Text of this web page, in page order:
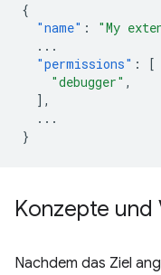
{
"name" : "My
...
"permissions" :
[
"debugger" ,
],
...
}
Konzepte und
Nachdem das Ziel